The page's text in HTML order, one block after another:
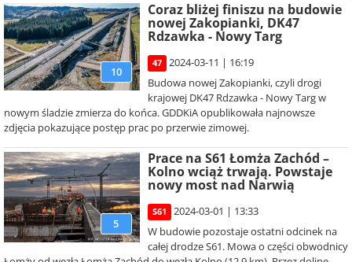
10
Coraz bliżej finiszu na budowie
nowej Zakopianki, DK47
Rdzawka - Nowy Targ
47
2024-03-11 | 16:19
Budowa nowej Zakopianki, czyli drogi
krajowej DK47 Rdzawka - Nowy Targ w
nowym śladzie zmierza do końca. GDDKiA opublikowała najnowsze
zdjęcia pokazujące postęp prac po przerwie zimowej.
5
Prace na S61 Łomża Zachód –
Kolno wciąż trwają. Powstaje
nowy most nad Narwią
S61
2024-03-01 | 13:33
W budowie pozostaje ostatni odcinek na
całej drodze S61. Mowa o części obwodnicy